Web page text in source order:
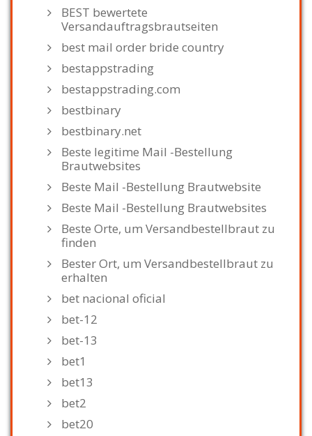
BEST bewertete
Versandauftragsbrautseiten
best mail order bride country
bestappstrading
bestappstrading.com
bestbinary
bestbinary.net
Beste legitime Mail -Bestellung
Brautwebsites
Beste Mail -Bestellung Brautwebsite
Beste Mail -Bestellung Brautwebsites
Beste Orte, um Versandbestellbraut zu
finden
Bester Ort, um Versandbestellbraut zu
erhalten
bet nacional oficial
bet-12
bet-13
bet1
bet13
bet2
bet20